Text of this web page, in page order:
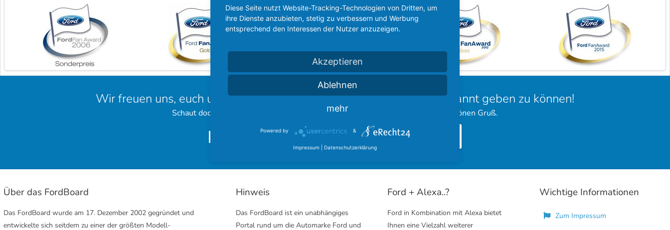
Wir freuen uns, euch unsere langjährigen Partner des FordBoard bekannt geben zu können!
Schaut doch einmal bei unseren Kooperationen vorbei und hinterlasst einen schönen Gruß.
Ford Community Ford Cougar Forum
Über das FordBoard
Das FordBoard wurde am 17. Dezember 2002 gegründet und
entwickelte sich seitdem zu einer der größten Modell-
Hinweis
Das FordBoard ist ein unabhängiges
Portal rund um die Automarke Ford und
Ford + Alexa..?
Ford in Kombination mit Alexa bietet
Ihnen eine Vielzahl weiterer
Wichtige Informationen
Zum Impressum
Diese Seite nutzt Website-Tracking-Technologien von Dritten, um
ihre Dienste anzubieten, stetig zu verbessern und Werbung
entsprechend den Interessen der Nutzer anzuzeigen.
Akzeptieren
Ablehnen
mehr
Powered by &
Impressum Datenschutzerklärung